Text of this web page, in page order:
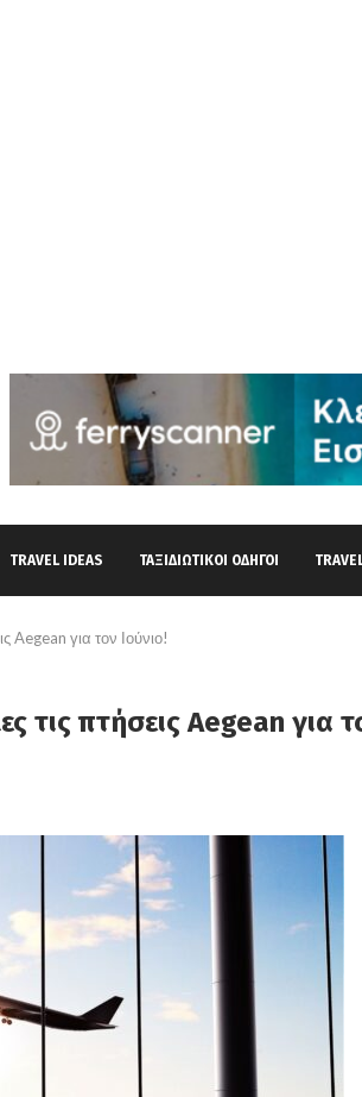
TRAVEL IDEAS ΤΑΞΙΔΙΩΤΙΚΟΊ ΟΔΗΓΟΊ
Aegean για τον Ιούνιο!
τις πτήσεις Aegean για